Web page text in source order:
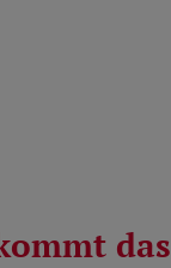
das